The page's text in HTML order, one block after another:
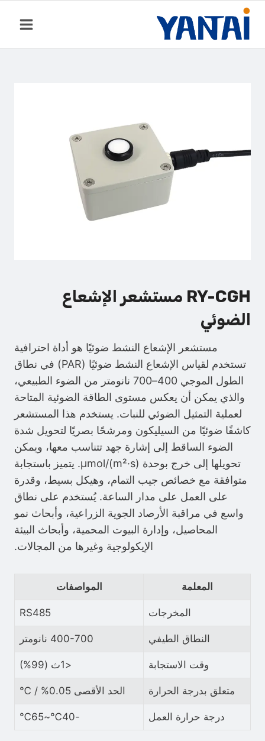
تخطي
المحتوى
RY-CGH مستشعر الإشعاع
الضوئي
مستشعر الإشعاع النشط ضوئيًا هو أداة احترافية
تستخدم لقياس الإشعاع النشط ضوئيًا (PAR) في نطاق
الطول الموجي 400–700 نانومتر من الضوء الطبيعي،
والذي يمكن أن يعكس مستوى الطاقة الضوئية المتاحة
لعملية التمثيل الضوئي للنبات. يستخدم هذا المستشعر
كاشفًا ضوئيًا من السيليكون ومرشحًا بصريًا لتحويل شدة
الضوء الساقط إلى إشارة جهد تتناسب معها، ويمكن
تحويلها إلى خرج بوحدة μmol/(m²·s). يتميز باستجابة
متوافقة مع خصائص جيب التمام، وهيكل بسيط، وقدرة
على العمل على مدار الساعة. يُستخدم على نطاق
واسع في مراقبة الأرصاد الجوية الزراعية، وأبحاث نمو
المحاصيل، وإدارة البيوت المحمية، وأبحاث البيئة
الإيكولوجية وغيرها من المجالات.
المعلمة المواصفات
المخرجات RS485
النطاق الطيفي 400-700 نانومتر
وقت الاستجابة <1ث (99%)
متعلق بدرجة الحرارة الحد الأقصى 0.05% / ℃
درجة حرارة العمل -40℃~65℃